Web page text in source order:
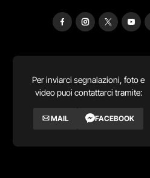
Per inviarci segnalazioni, foto e
video puoi contattarci tramite:
MAIL FACEBOOK